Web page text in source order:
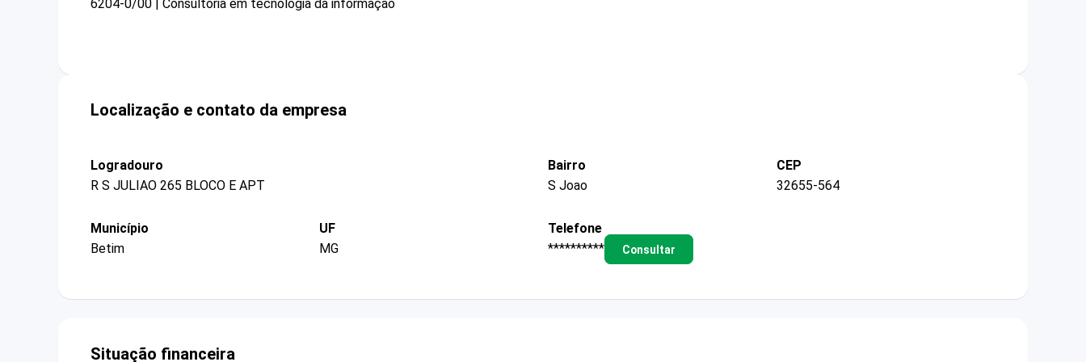
6204-0/00 | Consultoria em tecnologia da informação
Localização e contato da empresa
Logradouro
R S JULIAO 265 BLOCO E APT
Bairro
S Joao
CEP
32655-564
Município
Betim
UF
MG
Telefone
**********
Consultar
Situação financeira